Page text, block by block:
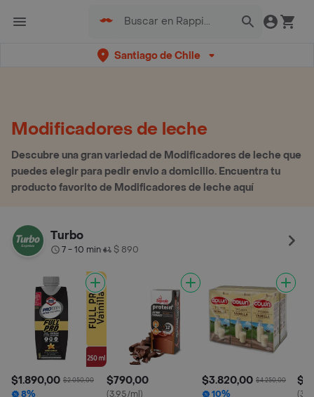
Santiago de Chile
Modificadores de leche
Descubre una gran variedad de Modificadores de leche que
puedes elegir para pedir envio a domicilio. Encuentra tu
producto favorito de Modificadores de leche aquí
Turbo
7 - 10 min• $ 890
$1.890,00 $2.050,00
8%
$790,00
(3.95/ml)
$3.820,00 $4.250,00
10%